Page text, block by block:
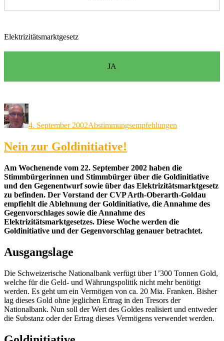
Elektrizitätsmarktgesetz
JA
Autor
Veröffentlicht
am
4. September 2002Abstimmungsempfehlungen
Nein zur Goldinitiative!
Am Wochenende vom 22. September 2002 haben die
Stimmbürgerinnen und Stimmbürger über die Goldinitiative
und den Gegenentwurf sowie über das Elektrizitätsmarktgesetz
zu befinden. Der Vorstand der CVP Arth-Oberarth-Goldau
empfiehlt die Ablehnung der Goldinitiative, die Annahme des
Gegenvorschlages sowie die Annahme des
Elektrizitätsmarktgesetzes. Diese Woche werden die
Goldinitiative und der Gegenvorschlag genauer betrachtet.
Ausgangslage
Die Schweizerische Nationalbank verfügt über 1’300 Tonnen Gold,
welche für die Geld- und Währungspolitik nicht mehr benötigt
werden. Es geht um ein Vermögen von ca. 20 Mia. Franken. Bisher
lag dieses Gold ohne jeglichen Ertrag in den Tresors der
Nationalbank. Nun soll der Wert des Goldes realisiert und entweder
die Substanz oder der Ertrag dieses Vermögens verwendet werden.